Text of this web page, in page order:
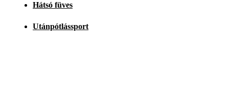
Hátsó füves
Utánpótlássport